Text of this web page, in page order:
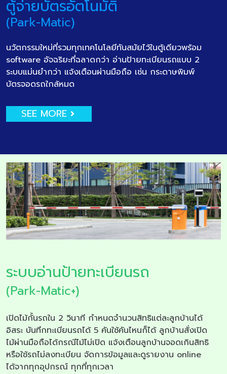
ตู้จ่ายบัตรอัตโนมัติ
(Park-Matic)
นวัตกรรมใหม่ที่รวมทุกเทคโนโลยีทันสมัยไว้ในตู้เดียวพร้อม
software อัจฉริยะที่ฉลาดกว่า อ่านป้ายทะเบียนรถแบบ 2
ระบบแม่นยำกว่า แจ้งเตือนผ่านมือถือ เช่น กระดาษพิมพ์
บัตรจอดรถใกล้หมด
SEE MORE
ระบบอ่านป้ายทะเบียนรถ
(Park-Matic+)
เปิดไม้กั้นรถใน 2 วินาที กำหนดจำนวนสิทธิแต่ละลูกบ้านได้
อิสระ บันทึกทะเบียนรถได้ 5 คันใช้คันไหนก็ได้ ลูกบ้านสั่งเปิด
ไม้ผ่านมือถือได้กรณีไม้ไม่เปิด แจ้งเตือนลูกบ้านจอดเกินสิทธิ
หรือใช้รถไม่ลงทะเบียน จัดการข้อมูลและดูรายงาน online
ได้จากทุกอุปกรณ์ ทุกที่ทุกเวลา